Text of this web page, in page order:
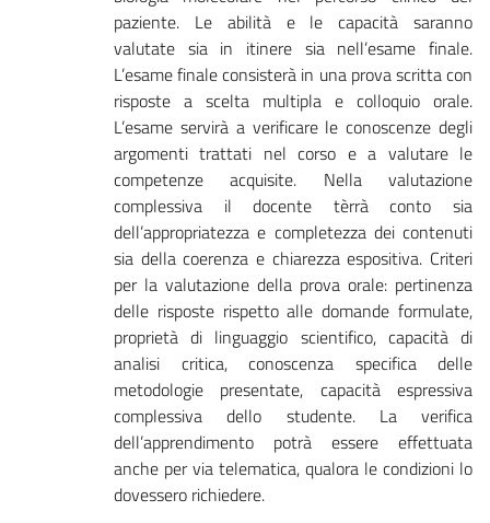
paziente. Le abilità e le capacità saranno
valutate sia in itinere sia nell’esame finale.
L’esame finale consisterà in una prova scritta con
risposte a scelta multipla e colloquio orale.
L’esame servirà a verificare le conoscenze degli
argomenti trattati nel corso e a valutare le
competenze acquisite. Nella valutazione
complessiva il docente tèrrà conto sia
dell’appropriatezza e completezza dei contenuti
sia della coerenza e chiarezza espositiva. Criteri
per la valutazione della prova orale: pertinenza
delle risposte rispetto alle domande formulate,
proprietà di linguaggio scientifico, capacità di
analisi critica, conoscenza specifica delle
metodologie presentate, capacità espressiva
complessiva dello studente. La verifica
dell’apprendimento potrà essere effettuata
anche per via telematica, qualora le condizioni lo
dovessero richiedere.